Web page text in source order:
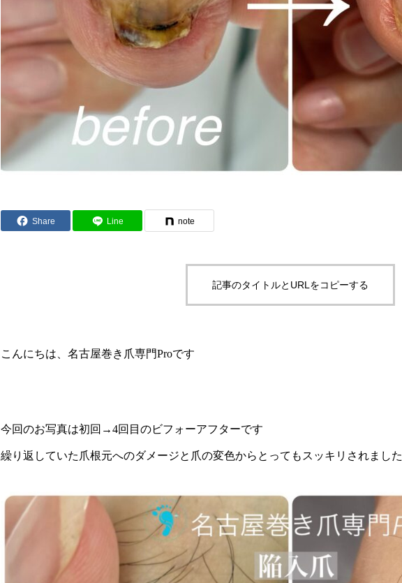
Share Line note
記事のタイトルとURLをコピーする
こんにちは、名古屋巻き爪専門Proです
今回のお写真は初回→4回目のビフォーアフターです
繰り返していた爪根元へのダメージと爪の変色からとってもスッキリされました